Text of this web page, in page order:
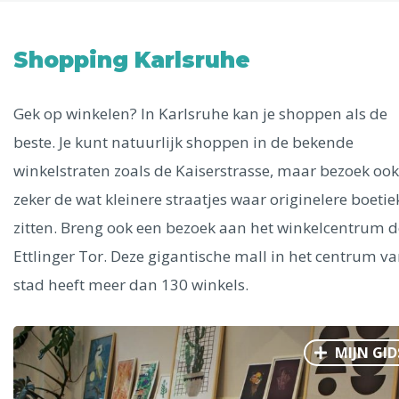
Phoenix
Dresden
Shopping Karlsruhe
Gek op winkelen? In Karlsruhe kan je shoppen als de
beste. Je kunt natuurlijk shoppen in de bekende
winkelstraten zoals de Kaiserstrasse, maar bezoek ook
zeker de wat kleinere straatjes waar originelere
zitten. Breng ook een bezoek aan het winkelcentrum
Ettlinger Tor. Deze gigantische mall in het centrum
stad heeft meer dan 130 winkels.
MIJN